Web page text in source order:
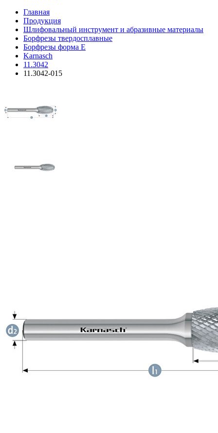
Главная
Продукция
Шлифовальный инструмент и абразивные материалы
Борфрезы твердосплавные
Борфрезы форма E
Karnasch
11.3042
11.3042-015